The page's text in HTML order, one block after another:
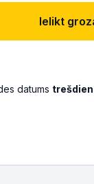
Ielikt
datums